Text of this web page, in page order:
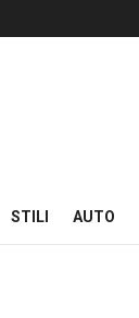
STILI AUTO